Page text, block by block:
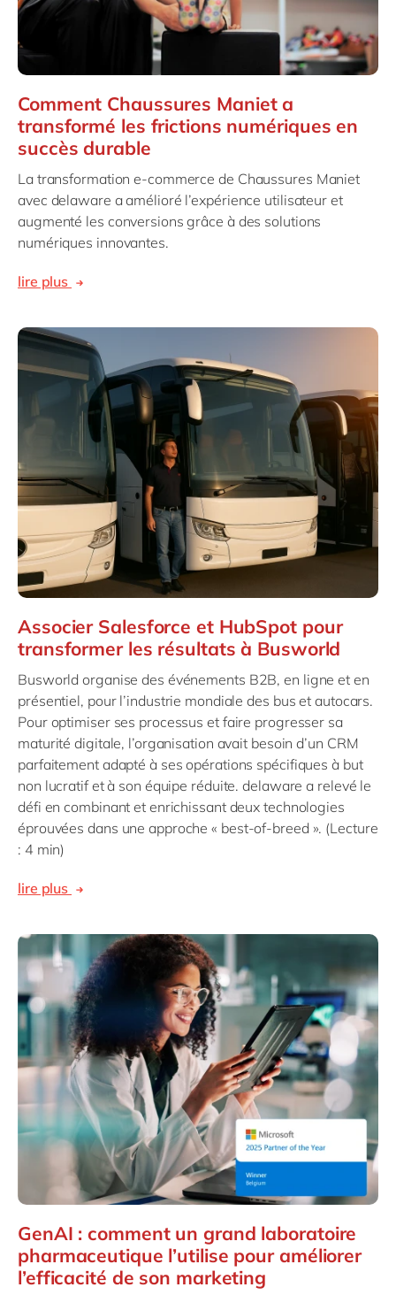
Comment Chaussures Maniet a
transformé les frictions numériques en
succès durable
La transformation e-commerce de Chaussures Maniet
avec delaware a amélioré l’expérience utilisateur et
augmenté les conversions grâce à des solutions
numériques innovantes.
lire plus
Associer Salesforce et HubSpot pour
transformer les résultats à Busworld
Busworld organise des événements B2B, en ligne et en
présentiel, pour l’industrie mondiale des bus et autocars.
Pour optimiser ses processus et faire progresser sa
maturité digitale, l’organisation avait besoin d’un CRM
parfaitement adapté à ses opérations spécifiques à but
non lucratif et à son équipe réduite. delaware a relevé le
défi en combinant et enrichissant deux technologies
éprouvées dans une approche « best-of-breed ». (Lecture
: 4 min)
lire plus
GenAI : comment un grand laboratoire
pharmaceutique l’utilise pour améliorer
l’efficacité de son marketing